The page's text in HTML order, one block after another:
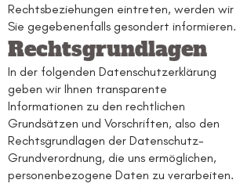
Rechtsbeziehungen eintreten, werden wir
Sie gegebenenfalls gesondert informieren.
Rechtsgrundlagen
In der folgenden Datenschutzerklärung
geben wir Ihnen transparente
Informationen zu den rechtlichen
Grundsätzen und Vorschriften, also den
Rechtsgrundlagen der Datenschutz-
Grundverordnung, die uns ermöglichen,
personenbezogene Daten zu verarbeiten.